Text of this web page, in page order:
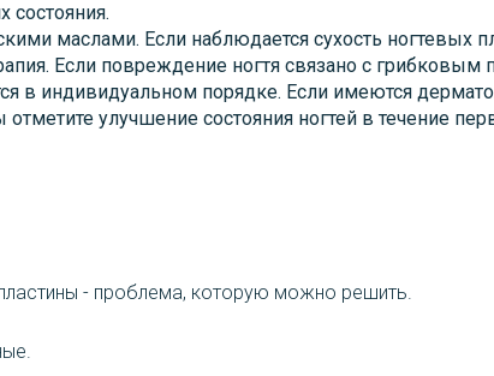
состояния.
маслами. Если наблюдается сухость ногтевых
Если повреждение ногтя связано с
в индивидуальном порядке. Если имеются
улучшение состояния ногтей в течение
- проблема, которую можно решить.